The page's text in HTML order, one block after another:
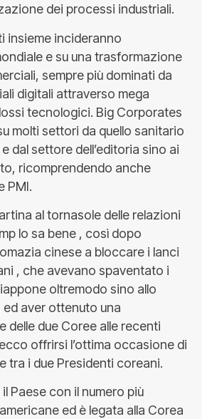
dei processi industriali.
insieme incideranno
e su una trasformazione
sempre più dominati da
digitali attraverso mega
tecnologici. Big Corporates
molti settori da quello sanitario
dal settore dell’editoria sino ai
ricomprendendo anche
PMI.
al tornasole delle relazioni
lo sa bene , così dopo
cinese a bloccare i lanci
, che avevano spaventato i
oltremodo sino allo
aver ottenuto una
delle due Coree alle recenti
offrirsi l’ottima occasione di
tra i due Presidenti coreani.
Paese con il numero più
ed è legata alla Corea